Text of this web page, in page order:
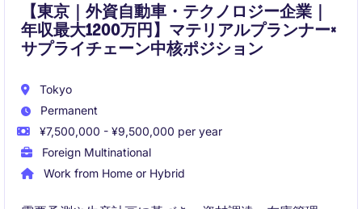
【東京｜外資自動車・テクノロジー企業｜
年収最大1200万円】マテリアルプランナー×
サプライチェーン中核ポジション
Tokyo
Permanent
¥7,500,000 - ¥9,500,000 per year
Foreign Multinational
Work from Home or Hybrid